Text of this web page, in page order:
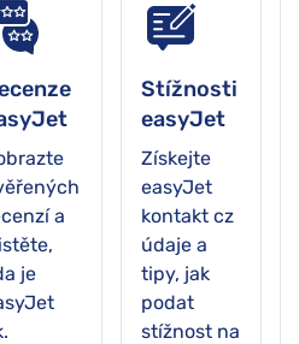
a
je
Stížnosti
easyJet
Získejte
easyJet
kontakt cz
údaje a
tipy, jak
podat
stížnost na